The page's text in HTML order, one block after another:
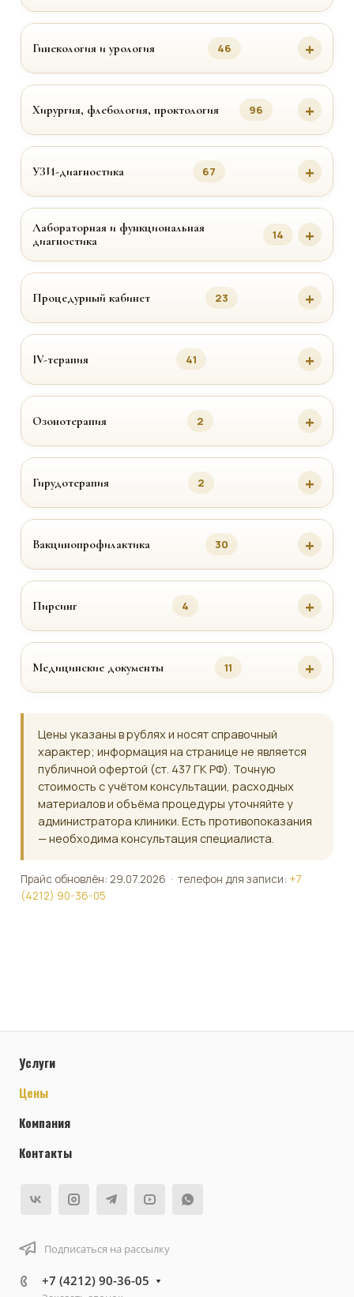
Гинекология и урология 46
Хирургия, флебология, проктология 96
УЗИ-диагностика 67
Лабораторная и функциональная
диагностика
14
Процедурный кабинет 23
IV-терапия 41
Озонотерапия 2
Гирудотерапия 2
Вакцинопрофилактика 30
Пирсинг 4
Медицинские документы 11
Цены указаны в рублях и носят справочный
характер; информация на странице не является
публичной офертой (ст. 437 ГК РФ). Точную
стоимость с учётом консультации, расходных
материалов и объёма процедуры уточняйте у
администратора клиники. Есть противопоказания
— необходима консультация специалиста.
Прайс обновлён: 29.07.2026 · телефон для записи: +7
(4212) 90-36-05
Услуги
Цены
Компания
Контакты
Подписаться на рассылку
+7 (4212) 90-36-05